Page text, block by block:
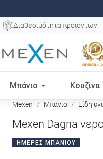
Διαθεσιμότητα προϊόντων
Μπάνιο Κουζίνα
Mexen Μπάνιο Είδη
Mexen Dagna
ΗΜΈΡΕΣ ΜΠΆΝΙΟΥ